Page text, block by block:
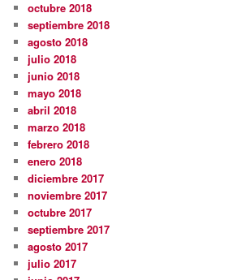
octubre 2018
septiembre 2018
agosto 2018
julio 2018
junio 2018
mayo 2018
abril 2018
marzo 2018
febrero 2018
enero 2018
diciembre 2017
noviembre 2017
octubre 2017
septiembre 2017
agosto 2017
julio 2017